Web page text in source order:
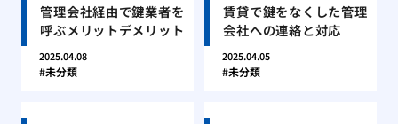
管理会社経由で鍵業者を
呼ぶメリットデメリット
2025.04.08
未分類
賃貸で鍵をなくした管理
会社への連絡と対応
2025.04.05
未分類